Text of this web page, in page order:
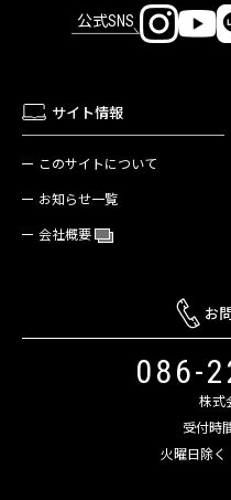
公式SNS
サイト情報
このサイトについて
お知らせ一覧
会社概要
お
086-
株式
受付時
火曜日除く